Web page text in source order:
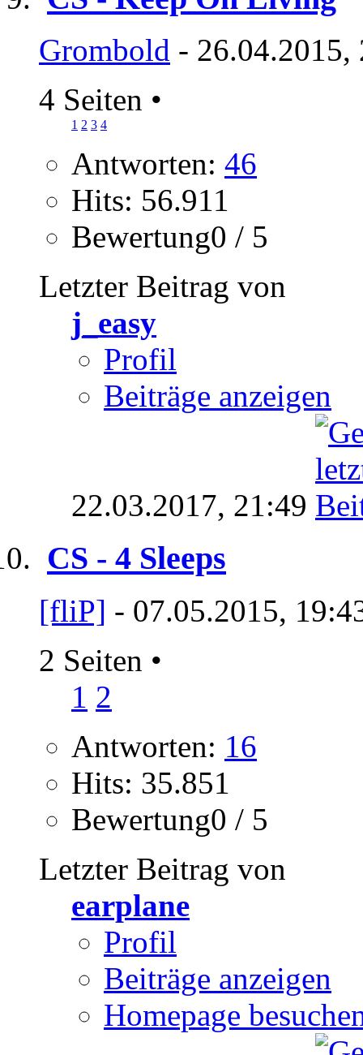
Grombold - 26.04.2015,
4 Seiten •
1 2 3 4
Antworten: 46
Hits: 56.911
Bewertung0 / 5
Letzter Beitrag von
j_easy
Profil
Beiträge anzeigen
22.03.2017, 21:49
CS - 4 Sleeps
[fliP] - 07.05.2015,
2 Seiten •
1 2
Antworten: 16
Hits: 35.851
Bewertung0 / 5
Letzter Beitrag von
earplane
Profil
Beiträge anzeigen
Homepage